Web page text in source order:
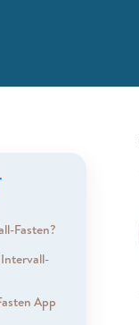
Fasten?
App